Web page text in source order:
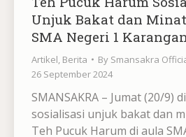
Unjuk Bakat dan
SMA Negeri 1
Artikel Berita By Smansakra
26 September 2024
SMANSAKRA – Jumat (20/9)
sosialisasi unjuk bakat dan
Teh Pucuk Harum di aula